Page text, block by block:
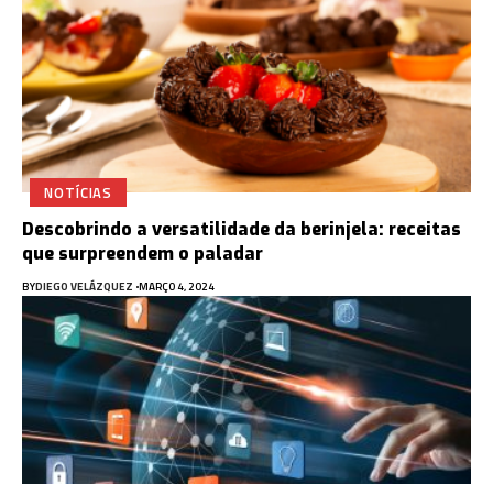
NOTÍCIAS
Descobrindo a versatilidade da berinjela: receitas
que surpreendem o paladar
BYDIEGO VELÁZQUEZ MARÇO 4, 2024